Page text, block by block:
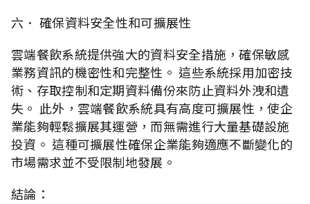
六． 確保資料安全性和可擴展性
雲端餐飲系統提供強大的資料安全措施，確保敏感
業務資訊的機密性和完整性。 這些系統採用加密技
術、存取控制和定期資料備份來防止資料外洩和遺
失。 此外，雲端餐飲系統具有高度可擴展性，使企
業能夠輕鬆擴展其運營，而無需進行大量基礎設施
投資。 這種可擴展性確保企業能夠適應不斷變化的
市場需求並不受限制地發展。
結論：